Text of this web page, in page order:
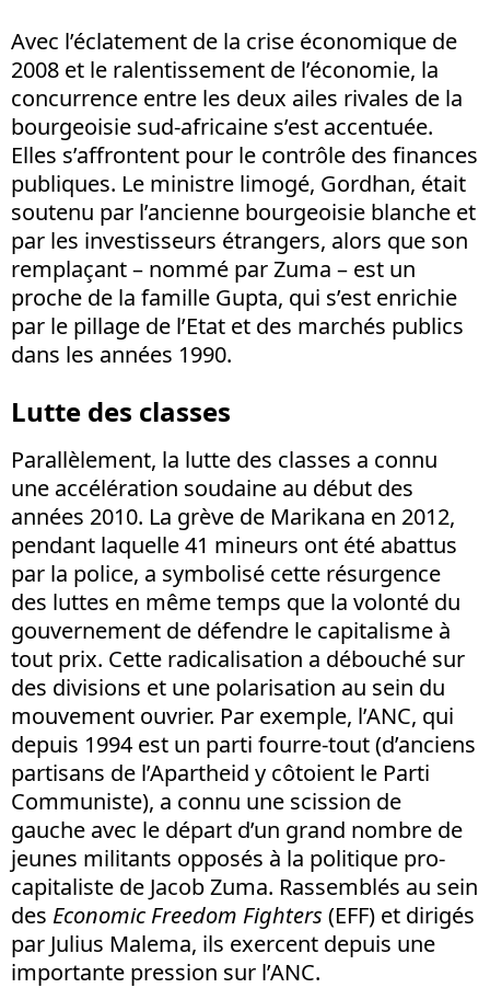
Avec l’éclatement de la crise économique de
2008 et le ralentissement de l’économie, la
concurrence entre les deux ailes rivales de la
bourgeoisie sud-africaine s’est accentuée.
Elles s’affrontent pour le contrôle des finances
publiques. Le ministre limogé, Gordhan, était
soutenu par l’ancienne bourgeoisie blanche et
par les investisseurs étrangers, alors que son
remplaçant – nommé par Zuma – est un
proche de la famille Gupta, qui s’est enrichie
par le pillage de l’Etat et des marchés publics
dans les années 1990.
Lutte des classes
Parallèlement, la lutte des classes a connu
une accélération soudaine au début des
années 2010. La grève de Marikana en 2012,
pendant laquelle 41 mineurs ont été abattus
par la police, a symbolisé cette résurgence
des luttes en même temps que la volonté du
gouvernement de défendre le capitalisme à
tout prix. Cette radicalisation a débouché sur
des divisions et une polarisation au sein du
mouvement ouvrier. Par exemple, l’ANC, qui
depuis 1994 est un parti fourre-tout (d’anciens
partisans de l’Apartheid y côtoient le Parti
Communiste), a connu une scission de
gauche avec le départ d’un grand nombre de
jeunes militants opposés à la politique pro-
capitaliste de Jacob Zuma. Rassemblés au sein
des Economic Freedom Fighters (EFF) et dirigés
par Julius Malema, ils exercent depuis une
importante pression sur l’ANC.